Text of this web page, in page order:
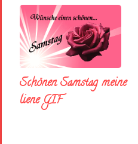
Schönen Samstag meine
liene GIF